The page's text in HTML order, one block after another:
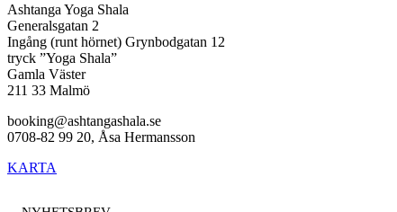
Ashtanga Yoga Shala
Generalsgatan 2
Ingång (runt hörnet) Grynbodgatan 12
tryck ”Yoga Shala”
Gamla Väster
211 33 Malmö
booking@ashtangashala.se
0708-82 99 20, Åsa Hermansson
KARTA